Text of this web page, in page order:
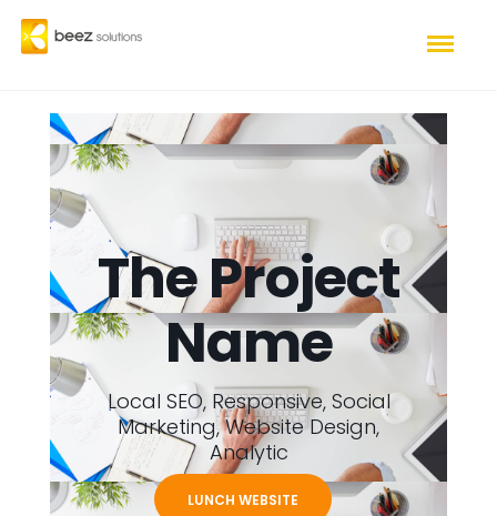
The Project
Name
Local SEO, Responsive, Social
Marketing, Website Design,
Analytic
LUNCH WEBSITE